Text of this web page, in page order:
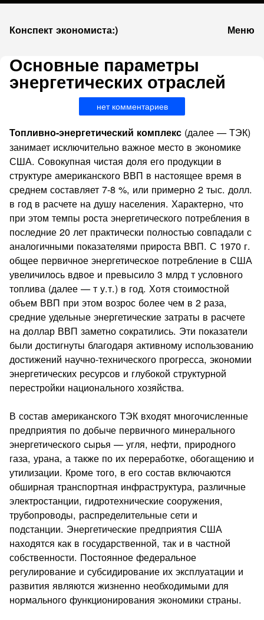
Конспект экономиста:) Меню
Основные параметры
энергетических отраслей
нет комментариев
Топливно-энергетический комплекс (далее — ТЭК)
занимает исключительно важное место в экономике
США. Совокупная чистая доля его продукции в
структуре американского ВВП в настоящее время в
среднем составляет 7-8 %, или примерно 2 тыс. долл.
в год в расчете на душу населения. Характерно, что
при этом темпы роста энергетического потребления в
последние 20 лет практически полностью совпадали с
аналогичными показателями прироста ВВП. С 1970 г.
общее первичное энергетическое потребление в США
увеличилось вдвое и превысило 3 млрд т условного
топлива (далее — т у.т.) в год. Хотя стоимостной
объем ВВП при этом возрос более чем в 2 раза,
средние удельные энергетические затраты в расчете
на доллар ВВП заметно сократились. Эти показатели
были достигнуты благодаря активному использованию
достижений научно-технического прогресса, экономии
энергетических ресурсов и глубокой структурной
перестройки национального хозяйства.
В состав американского ТЭК входят многочисленные
предприятия по добыче первичного минерального
энергетического сырья — угля, нефти, природного
газа, урана, а также по их переработке, обогащению и
утилизации. Кроме того, в его состав включаются
обширная транспортная инфраструктура, различные
электростанции, гидротехнические сооружения,
трубопроводы, распределительные сети и
подстанции. Энергетические предприятия США
находятся как в государственной, так и в частной
собственности. Постоянное федеральное
регулирование и субсидирование их эксплуатации и
развития являются жизненно необходимыми для
нормального функционирования экономики страны.